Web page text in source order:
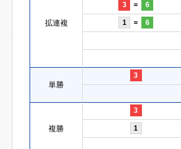
拡連複
3 = 6
1 = 6
単勝
3
複勝
3
1